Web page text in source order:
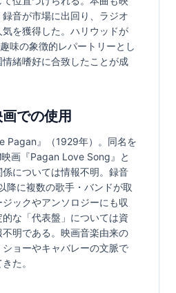
音が市場に出回り、ラジオ
を獲得した。ハリウッドが
味の象徴的レパートリーとし
緒嗜好に合致したことが成
での使用
Pagan』（1929年）。同名を
画『Pagan Love Song』と
については情報不明。録音
降に複数の歌手・バンドが取
ックやアンソロジーにも収
な「代表盤」については資
明である。映画音楽由来の
ョーやキャバレーの文脈で
た。